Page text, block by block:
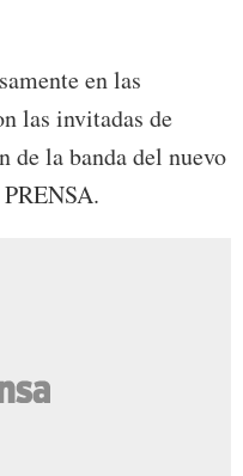
en las
las invitadas de
de la banda del nuevo